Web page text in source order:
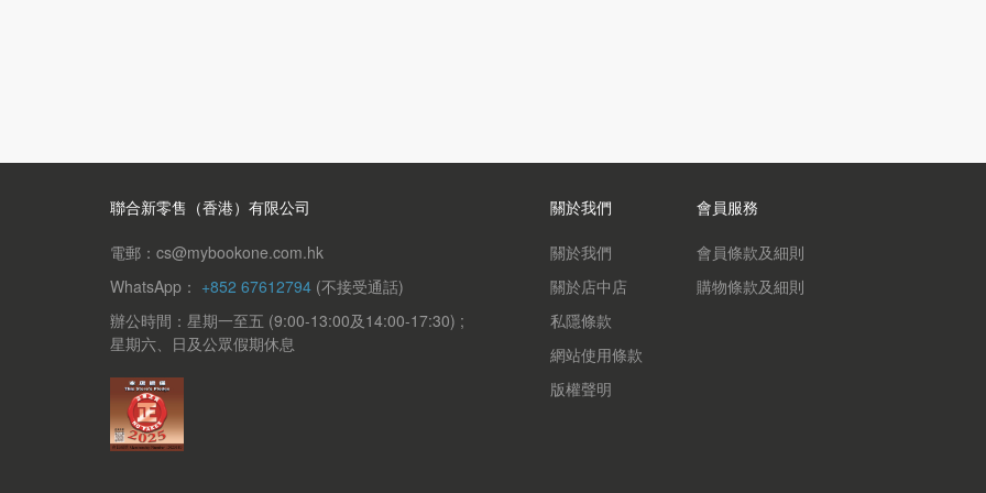
聯合新零售（香港）有限公司
電郵：cs@mybookone.com.hk
WhatsApp： +852 67612794 (不接受通話)
辦公時間：星期一至五 (9:00-13:00及14:00-17:30) ;
星期六、日及公眾假期休息
關於我們
關於我們
關於店中店
私隱條款
網站使用條款
版權聲明
會員服務
會員條款及細則
購物條款及細則